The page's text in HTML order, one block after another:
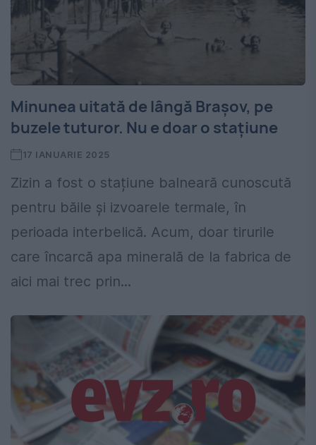
Minunea uitată de lângă Brașov, pe
buzele tuturor. Nu e doar o stațiune
17 IANUARIE 2025
Zizin a fost o stațiune balneară cunoscută
pentru băile și izvoarele termale, în
perioada interbelică. Acum, doar tirurile
care încarcă apa minerală de la fabrica de
aici mai trec prin...